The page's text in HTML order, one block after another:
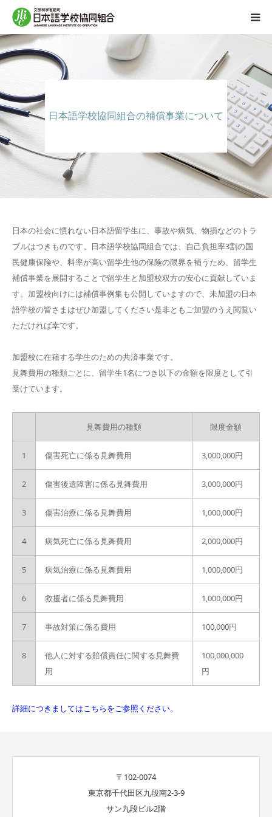
日本語学校協同組合の補償事業について
日本の社会に慣れない日本語留学生に、事故や病気、物損などのトラ
ブルはつきものです。日本語学校協同組合では、自己負担率3割の国
民健康保険や、料率が高い留学生他の保険の限界を補うため、留学生
補償事業を展開することで留学生と加盟校双方の安心に貢献していま
す。加盟校向けには補償事例集も公開していますので、未加盟の日本
語学校の皆さまはぜひ加盟してください是非ともご加盟のうえ閲覧い
ただければ幸です。
加盟校に在籍する学生のための共済事業です。
見舞費用の種類ごとに、留学生1名につき以下の金額を限度として引
受けています。
見舞費用の種類 限度金額
1 傷害死亡に係る見舞費用 3,000,000円
2 傷害後遺障害に係る見舞費用 3,000,000円
3 傷害治療に係る見舞費用 1,000,000円
4 病気死亡に係る見舞費用 2,000,000円
5 病気治療に係る見舞費用 1,000,000円
6 救援者に係る見舞費用 1,000,000円
7 事故対策に係る費用 100,000円
8
他人に対する賠償責任に関する見舞費
用
100,000,000
円
詳細につきましてはこちらをご参照ください。
〒102-0074
東京都千代田区九段南2-3-9
サン九段ビル2階
組合概要
日本語学校協同組合の思い
豆知識
加盟校専用
プライバシーポリシー